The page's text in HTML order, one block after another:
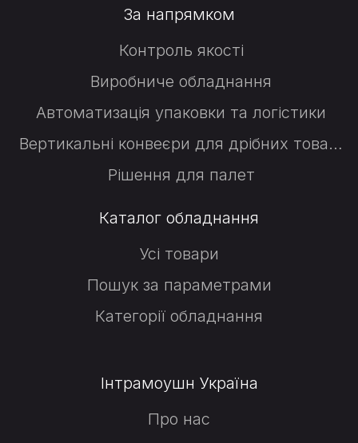
За напрямком
Контроль якості
Виробниче обладнання
Автоматизація упаковки та логістики
Вертикальні конвеєри для дрібних товарів
Рішення для палет
Каталог обладнання
Усі товари
Пошук за параметрами
Категорії обладнання
Інтрамоушн Україна
Про нас